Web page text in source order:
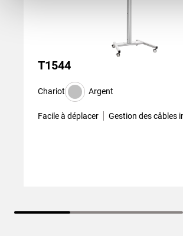
T1544
Chariot Argent
Facile à déplacer Gestion des câbles